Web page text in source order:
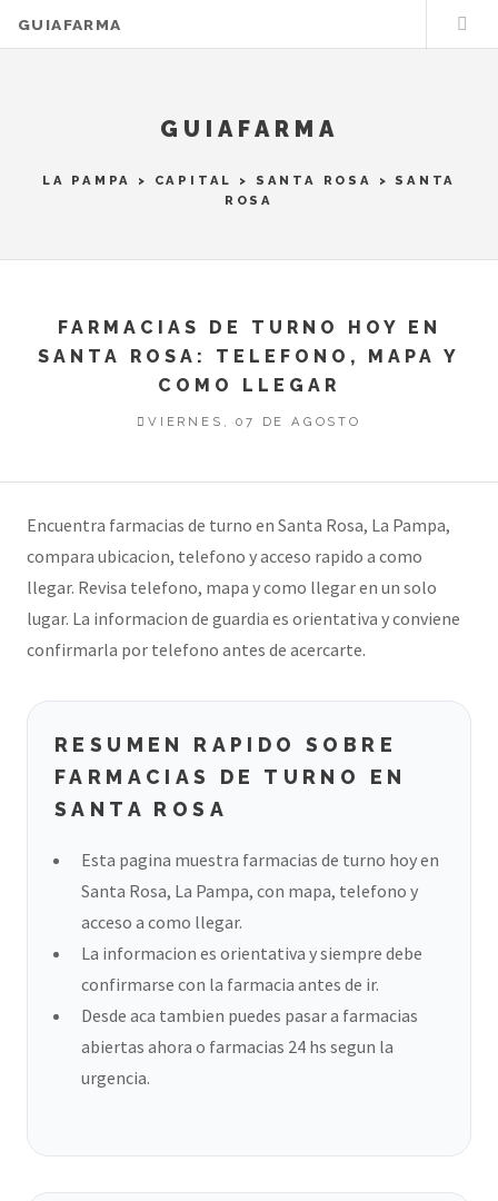
GUIAFARMA
GUIAFARMA
LA PAMPA > CAPITAL > SANTA ROSA
> SANTA
ROSA
FARMACIAS DE TURNO HOY EN
SANTA ROSA: TELEFONO, MAPA Y
COMO LLEGAR
VIERNES, 07 DE AGOSTO
Encuentra farmacias de turno en Santa Rosa, La Pampa,
compara ubicacion, telefono y acceso rapido a como
llegar. Revisa telefono, mapa y como llegar en un solo
lugar. La informacion de guardia es orientativa y conviene
confirmarla por telefono antes de acercarte.
RESUMEN RAPIDO SOBRE
FARMACIAS DE TURNO EN
SANTA ROSA
Esta pagina muestra farmacias de turno hoy en
Santa Rosa, La Pampa, con mapa, telefono y
acceso a como llegar.
La informacion es orientativa y siempre debe
confirmarse con la farmacia antes de ir.
Desde aca tambien puedes pasar a farmacias
abiertas ahora o farmacias 24 hs segun la
urgencia.